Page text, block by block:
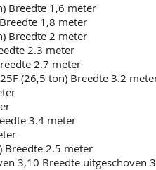
Breedte 1,6 meter
1,8 meter
Breedte 2 meter
2.3 meter
2.7 meter
(26,5 ton) Breedte 3.2
3.4 meter
Breedte 2.5 meter
3,10 Breedte uitgeschoven